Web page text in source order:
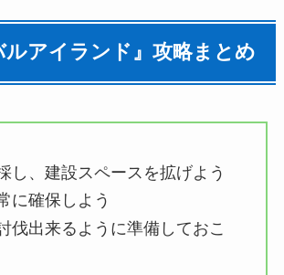
ルアイランド』攻略まとめ
し、建設スペースを拡げよう
に確保しよう
伐出来るように準備しておこ